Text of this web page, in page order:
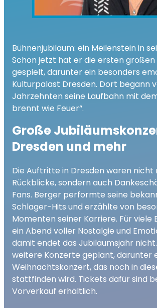
Bühnenjubiläum: ein Meilenstein in
Schon jetzt hat er die ersten großen
gespielt, darunter ein besonders
Kulturpalast Dresden. Dort begann
Jahrzehnten seine Laufbahn mit
brennt wie Feuer“.
Große
Dresden und mehr
Die Auftritte in Dresden waren nicht
Rückblicke, sondern auch
Fans. Berger performte seine
Schlager-Hits und erzählte von
Momenten seiner Karriere. Für viele
ein Abend voller Nostalgie und
damit endet das Jubiläumsjahr
weitere Konzerte geplant, darunter
Weihnachtskonzert, das noch in
stattfinden wird. Tickets dafür sind
Vorverkauf erhältlich.